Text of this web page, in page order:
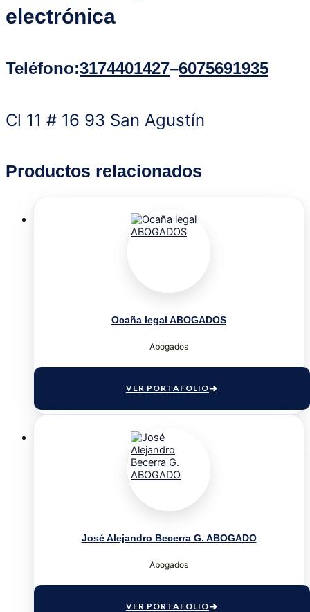
electrónica
Teléfono:3174401427–6075691935
Cl 11 # 16 93 San Agustín
Productos relacionados
Ocaña legal ABOGADOS
Abogados
VER PORTAFOLIO
José Alejandro Becerra G. ABOGADO
Abogados
VER PORTAFOLIO